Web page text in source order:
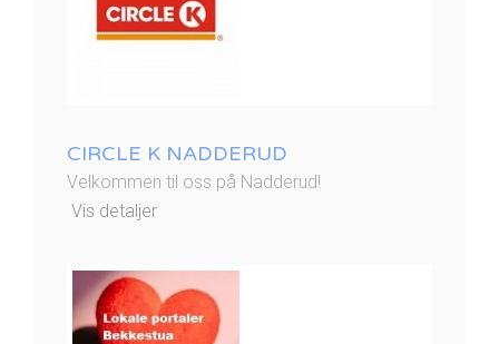
CIRCLE K NADDERUD
Velkommen til oss på Nadderud!
Vis detaljer